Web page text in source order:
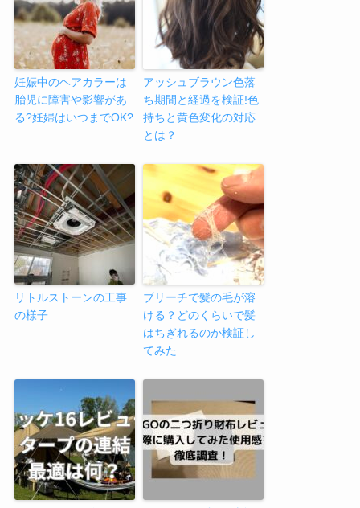
妊娠中のヘアカラーは
胎児に障害や影響があ
る?妊婦はいつまでOK?
アッシュブラウン色落
ち期間と経過を検証!色
持ちと黄色変化の対応
とは？
リトルストーンの工事
の様子
ブリーチで髪の毛が溶
ける？どのくらいで髪
はちぎれるのか検証し
てみた